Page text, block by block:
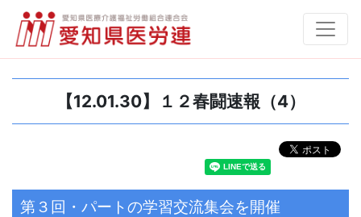
【12.01.30】１２春闘速報（4）
第３回・パートの学習交流集会を開催